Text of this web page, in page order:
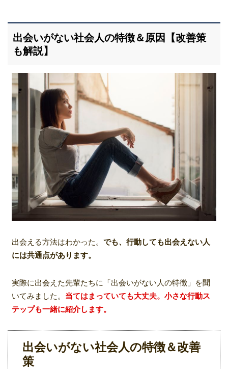
出会いがない社会人の特徴＆原因【改善策
も解説】
出会える方法はわかった。 でも、行動しても出会えない人
には共通点があります。
実際に出会えた先輩たちに「出会いがない人の特徴」を聞
いてみました。 当てはまっていても大丈夫。小さな行動ス
テップも一緒に紹介します。
出会いがない社会人の特徴＆改善
策